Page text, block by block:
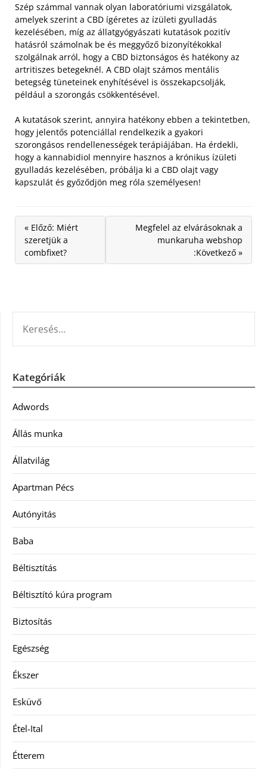
Szép számmal vannak olyan laboratóriumi vizsgálatok,
amelyek szerint a CBD ígéretes az ízületi gyulladás
kezelésében, míg az állatgyógyászati kutatások pozitív
hatásról számolnak be és meggyőző bizonyítékokkal
szolgálnak arról, hogy a CBD biztonságos és hatékony az
artritiszes betegeknél. A CBD olajt számos mentális
betegség tüneteinek enyhítésével is összekapcsolják,
például a szorongás csökkentésével.
A kutatások szerint, annyira hatékony ebben a tekintetben,
hogy jelentős potenciállal rendelkezik a gyakori
szorongásos rendellenességek terápiájában. Ha érdekli,
hogy a kannabidiol mennyire hasznos a krónikus ízületi
gyulladás kezelésében, próbálja ki a CBD olajt vagy
kapszulát és győződjön meg róla személyesen!
« Előző: Miért
szeretjük a
combfixet?
Megfelel az elvárásoknak a
munkaruha webshop
:Következő »
Kategóriák
Adwords
Állás munka
Állatvilág
Apartman Pécs
Autónyitás
Baba
Béltisztítás
Béltisztító kúra program
Biztosítás
Egészség
Ékszer
Esküvő
Étel-Ital
Étterem